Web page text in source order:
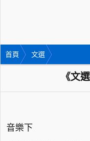
首頁 文選
《文
音樂下